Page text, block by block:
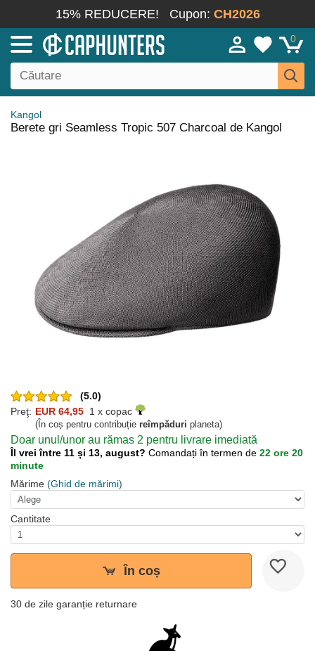
15% REDUCERE! Cupon: CH2026
0
Kangol
Berete gri Seamless Tropic 507 Charcoal de Kangol
(5.0)
Preţ: EUR 64,95 1 x copac
(În coș pentru contribuție reîmpăduri planeta)
Doar unul/unor au rămas 2 pentru livrare imediată
Îl vrei între 11 și 13, august? Comandați în termen de 22 ore 20
minute
Mărime (Ghid de mărimi)
Cantitate
În coș
30 de zile garanție returnare